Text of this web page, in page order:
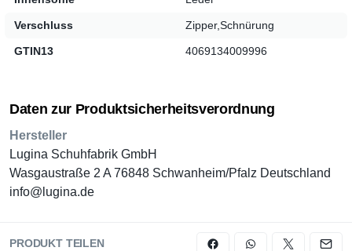
Verschluss Zipper,Schnürung
GTIN13 4069134009996
Daten zur Produktsicherheitsverordnung
Hersteller
Lugina Schuhfabrik GmbH
Wasgaustraße 2 A 76848 Schwanheim/Pfalz Deutschland
info@lugina.de
PRODUKT TEILEN